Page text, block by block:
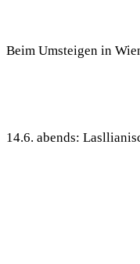
Beim Umsteigen in
14.6. abends: